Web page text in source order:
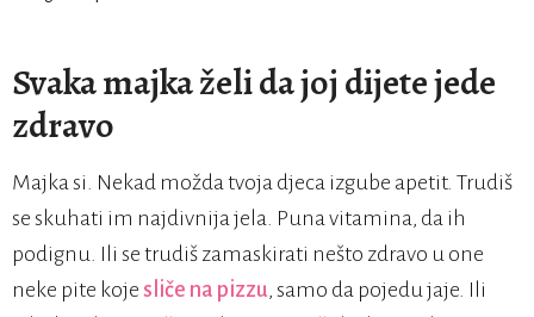
Svaka majka želi da joj dijete jede
zdravo
Majka si. Nekad možda tvoja djeca izgube apetit. Trudiš
se skuhati im najdivnija jela. Puna vitamina, da ih
podignu. Ili se trudiš zamaskirati nešto zdravo u one
neke pite koje sliče na pizzu, samo da pojedu jaje. Ili